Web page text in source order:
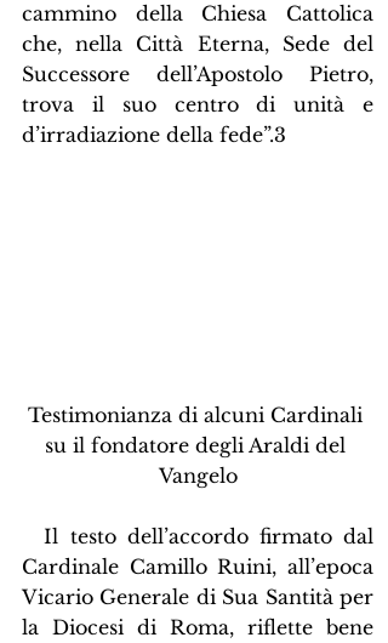
cammino della Chiesa Cattolica
che, nella Città Eterna, Sede del
Successore dell’Apostolo Pietro,
trova il suo centro di unità e
d’irradiazione della fede”.3
Testimonianza di alcuni Cardinali
su il fondatore degli Araldi del
Vangelo
Il testo dell’accordo firmato dal
Cardinale Camillo Ruini, all’epoca
Vicario Generale di Sua Santità per
la Diocesi di Roma, riflette bene